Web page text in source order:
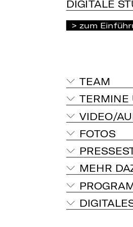
DIGITALE
zum
TEAM
TERMINE
VIDEO/
FOTOS
MEHR